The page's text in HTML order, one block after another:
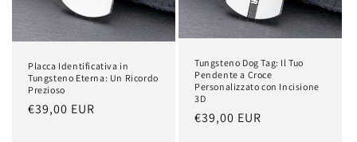
Placca Identificativa in
Tungsteno Eterna: Un Ricordo
Prezioso
Prezzo
€39,00 EUR
Tungsteno Dog Tag: Il Tuo
Pendente a Croce
Personalizzato con Incisione
3D
Prezzo
€39,00 EUR